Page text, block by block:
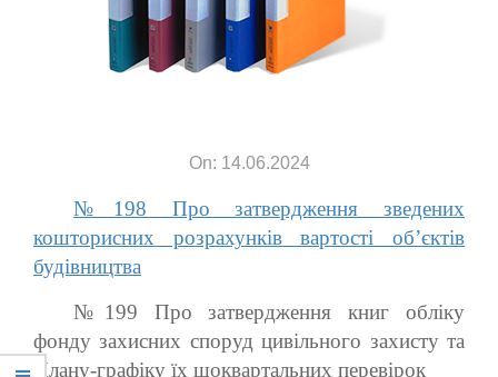
On: 14.06.2024
№198 Про затвердження зведених
кошторисних розрахунків вартості об’єктів
будівництва
№199 Про затвердження книг обліку
фонду захисних споруд цивільного захисту та
Плану-графіку їх щоквартальних перевірок